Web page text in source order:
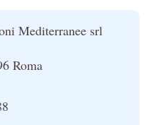
Mediterranee srl
Roma